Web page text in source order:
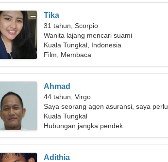
Tika
31 tahun, Scorpio
Wanita lajang mencari suami
Kuala Tungkal, Indonesia
Film, Membaca
Ahmad
44 tahun, Virgo
Saya seorang agen asuransi, saya perlu
seorang wanita anggun
Kuala Tungkal
Hubungan jangka pendek
Adithia